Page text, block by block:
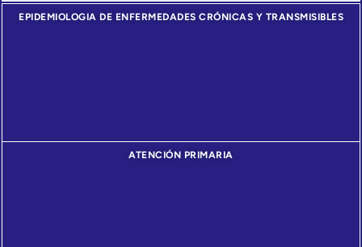
EPIDEMIOLOGIA DE ENFERMEDADES CRÓNICAS Y TRANSMISIBLES
ATENCIÓN PRIMARIA